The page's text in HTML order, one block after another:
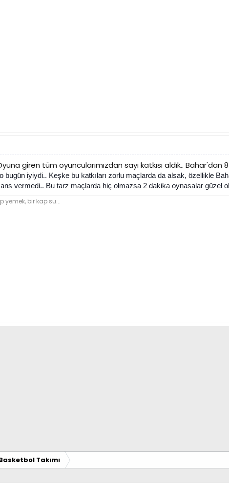
giren tüm oyuncularımızdan sayı katkısı aldık.. Bahar'dan
bugün iyiydi.. Keşke bu katkıları zorlu maçlarda da alsak, özellikle
vermedi.. Bu tarz maçlarda hiç olmazsa 2 dakika oynasalar güzel
yemek, bir kap su...
Takımı